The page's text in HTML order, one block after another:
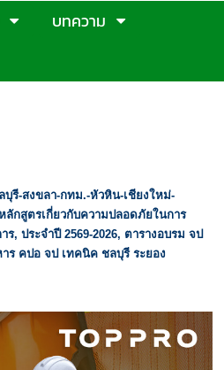
บทความ
บุรี-สงขลา-กทม.-หัวหิน-เชียงใหม่-
ลักสูตรเกี่ยวกับความปลอดภัยในการ
ร, ประจำปี 2569-2026, ตารางอบรม จป
ร คปอ จป เทคนิค ชลบุรี ระยอง